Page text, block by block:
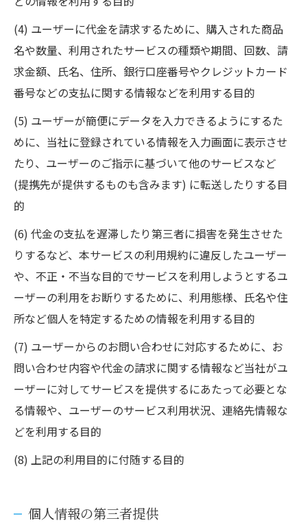
(4) ユーザーに代金を請求するために、購入された商品
名や数量、利用されたサービスの種類や期間、回数、請
求金額、氏名、住所、銀行口座番号やクレジットカード
番号などの支払に関する情報などを利用する目的
(5) ユーザーが簡便にデータを入力できるようにするた
めに、当社に登録されている情報を入力画面に表示させ
たり、ユーザーのご指示に基づいて他のサービスなど
(提携先が提供するものも含みます) に転送したりする目
的
(6) 代金の支払を遅滞したり第三者に損害を発生させた
りするなど、本サービスの利用規約に違反したユーザー
や、不正・不当な目的でサービスを利用しようとするユ
ーザーの利用をお断りするために、利用態様、氏名や住
所など個人を特定するための情報を利用する目的
(7) ユーザーからのお問い合わせに対応するために、お
問い合わせ内容や代金の請求に関する情報など当社がユ
ーザーに対してサービスを提供するにあたって必要とな
る情報や、ユーザーのサービス利用状況、連絡先情報な
どを利用する目的
(8) 上記の利用目的に付随する目的
個人情報の第三者提供